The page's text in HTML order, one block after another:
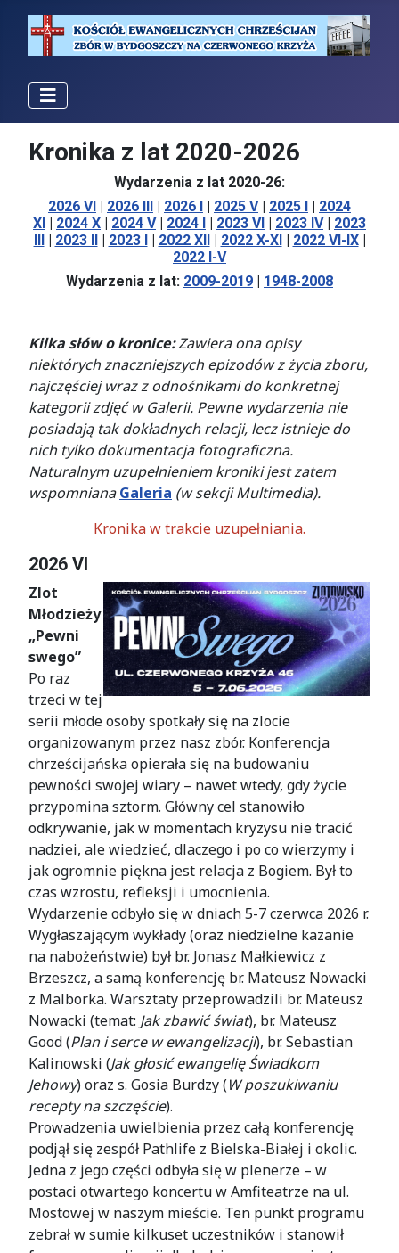
Kronika z lat 2020-2026
Wydarzenia z lat 2020-26:
2026 VI
2026 III 2026 I 2025 V| 2025 I
2024
XI
2024 X 2024 V| 2024 I 2023 VI 2023 IV| 2023
2023 II 2023 I 2022 XII 2022 X-XI 2022 VI-IX|
2022 I-V
Wydarzenia z lat: 2009-2019 1948-2008
Kilka słów o kronice:Zawiera ona opisy
niektórych znaczniejszych epizodów z życia zboru,
najczęściej wraz z odnośnikami do konkretnej
kategorii zdjęć w Galerii. Pewne wydarzenia nie
posiadają tak dokładnych relacji, lecz istnieje do
nich tylko dokumentacja fotograficzna.
Naturalnym uzupełnieniem kroniki jest zatem
wspomnianaGaleria (w sekcji Multimedia).
Kronika w trakcie uzupełniania.
2026 VI
Zlot
Młodzieży
„Pewni
swego”
Po raz
trzeci w tej
serii młode osoby spotkały się na zlocie
organizowanym przez nasz zbór. Konferencja
chrześcijańska opierała się na budowaniu
pewności swojej wiary – nawet wtedy, gdy życie
przypomina sztorm. Główny cel stanowiło
odkrywanie, jak w momentach kryzysu nie tracić
nadziei, ale wiedzieć, dlaczego i po co wierzymy i
jak ogromnie piękna jest relacja z Bogiem. Był to
czas wzrostu, refleksji i umocnienia.
Wydarzenie odbyło się w dniach 5-7 czerwca 2026 r.
Wygłaszającym wykłady (oraz niedzielne kazanie
na nabożeństwie) był br. Jonasz Małkiewicz z
Brzeszcz, a samą konferencję br. Mateusz Nowacki
z Malborka. Warsztaty przeprowadzili br. Mateusz
Nowacki (temat: Jak zbawić świat), br. Mateusz
Good (Plan i serce w ewangelizacji), br. Sebastian
Kalinowski (Jak głosić ewangelię Świadkom
Jehowy) oraz s. Gosia Burdzy (W poszukiwaniu
recepty na szczęście).
Prowadzenia uwielbienia przez całą konferencję
podjął się zespół Pathlife z Bielska-Białej i okolic.
Jedna z jego części odbyła się w plenerze – w
postaci otwartego koncertu w Amfiteatrze na ul.
Mostowej w naszym mieście. Ten punkt programu
zebrał w sumie kilkuset uczestników i stanowił